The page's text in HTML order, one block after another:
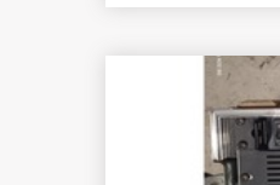
emetteurs
capsule SM58
emetteurs
capsule
(supplément
2x emetteurs